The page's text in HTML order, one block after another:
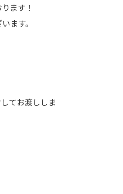
ます！
ます。
てお渡ししま